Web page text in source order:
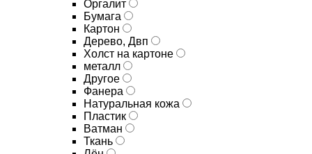
Оргалит
Бумага
Картон
Дерево, Двп
Холст на картоне
металл
Другое
Фанера
Натуральная кожа
Пластик
Ватман
Ткань